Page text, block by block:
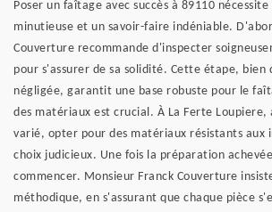
Poser un faîtage avec succès à 89110
minutieuse et un savoir-faire indéniable.
Couverture recommande d'inspecter
pour s'assurer de sa solidité. Cette étape, bien
négligée, garantit une base robuste pour le
des matériaux est crucial. À La Ferte Loupiere,
varié, opter pour des matériaux résistants aux
choix judicieux. Une fois la préparation
commencer. Monsieur Franck Couverture
méthodique, en s'assurant que chaque pièce